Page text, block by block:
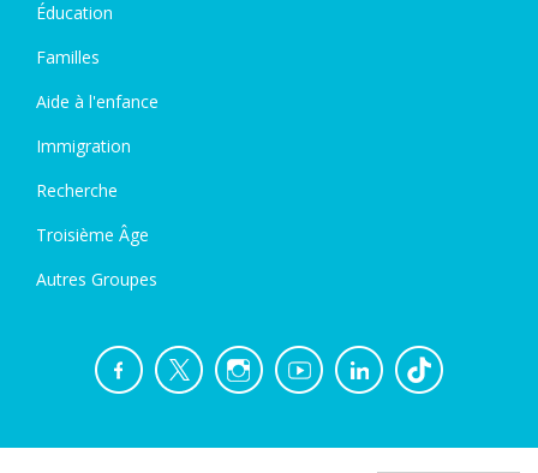
Éducation
Familles
Aide à l'enfance
Immigration
Recherche
Troisième Âge
Autres Groupes